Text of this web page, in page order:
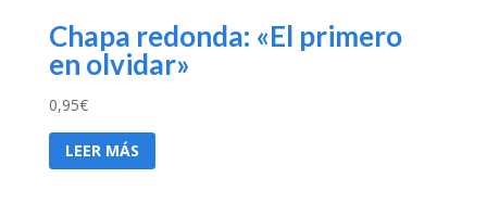
Chapa redonda: «El primero
en olvidar»
0,95€
LEER MÁS